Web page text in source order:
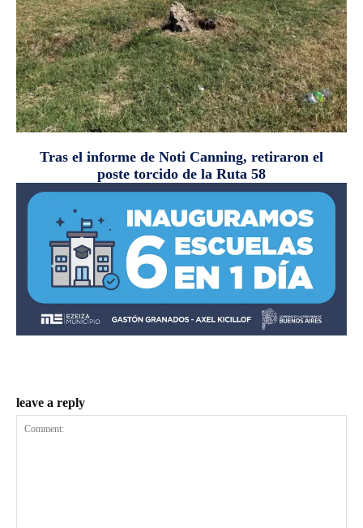
Tras el informe de Noti Canning, retiraron el
poste torcido de la Ruta 58
leave a reply